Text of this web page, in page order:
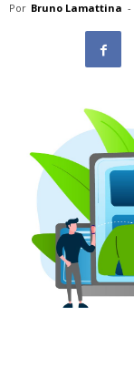
Por Bruno Lamattina -